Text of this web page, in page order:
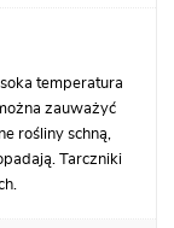
temperatura
zauważyć
rośliny schną,
Tarczniki